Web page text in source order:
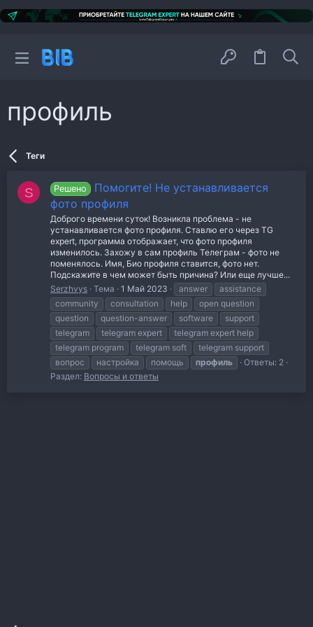
профиль
Теги
S Решено
Помогите! Не устанавливается
фото профиля
Доброго времени суток! Возникла проблема - не
устанавливается фото профиля. Ставлю его через TG
expert, программа отображает, что фото профиля
изменилось. Захожу в сам профиль Телеграм - фото не
поменялось. Имя, Био профиля ставится, фото нет.
Подскажите в чем может быть причина? Или еще лучше...
Serzhvys Тема 1 Май 2023 answer
assistance
community
consultation help
open question
question
question-answer software
support
telegram
telegram expert
telegram expert help
telegram program
telegram soft
telegram support
вопрос
настройка помощь профиль
Ответы: 2
Раздел: Вопросы и ответы